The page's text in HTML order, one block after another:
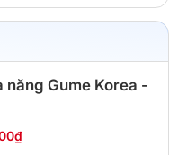
năng Gume Korea -